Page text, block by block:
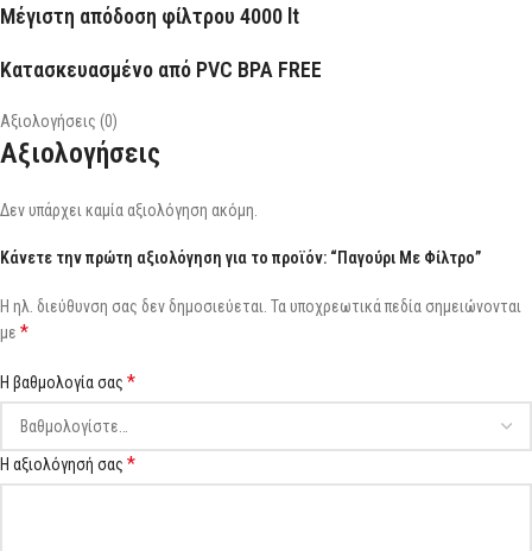
Μέγιστη απόδοση φίλτρου 4000 lt
Κατασκευασμένο από PVC BPA FREE
Αξιολογήσεις (0)
Αξιολογήσεις
Δεν υπάρχει καμία αξιολόγηση ακόμη.
Κάνετε την πρώτη αξιολόγηση για το προϊόν: “Παγούρι Με Φίλτρο”
Η ηλ. διεύθυνση σας δεν δημοσιεύεται. Τα υποχρεωτικά πεδία σημειώνονται
με *
Η βαθμολογία σας *
Η αξιολόγησή σας *